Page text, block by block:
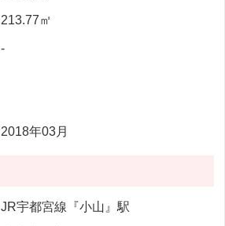
213.77㎡
-
2018年03月
JR宇都宮線『小山』駅